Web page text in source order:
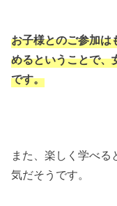
お子様とのご参加は
めるということで、
です。
また、楽しく学べる
気だそうです。